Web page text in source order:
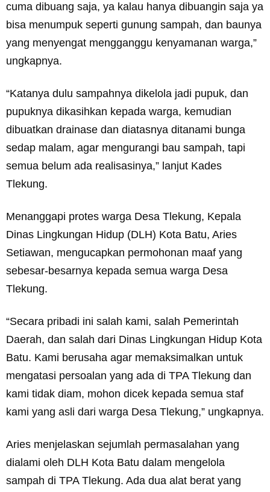
cuma dibuang saja, ya kalau hanya dibuangin saja ya
bisa menumpuk seperti gunung sampah, dan baunya
yang menyengat mengganggu kenyamanan warga,”
ungkapnya.
“Katanya dulu sampahnya dikelola jadi pupuk, dan
pupuknya dikasihkan kepada warga, kemudian
dibuatkan drainase dan diatasnya ditanami bunga
sedap malam, agar mengurangi bau sampah, tapi
semua belum ada realisasinya,” lanjut Kades
Tlekung.
Menanggapi protes warga Desa Tlekung, Kepala
Dinas Lingkungan Hidup (DLH) Kota Batu, Aries
Setiawan, mengucapkan permohonan maaf yang
sebesar-besarnya kepada semua warga Desa
Tlekung.
“Secara pribadi ini salah kami, salah Pemerintah
Daerah, dan salah dari Dinas Lingkungan Hidup Kota
Batu. Kami berusaha agar memaksimalkan untuk
mengatasi persoalan yang ada di TPA Tlekung dan
kami tidak diam, mohon dicek kepada semua staf
kami yang asli dari warga Desa Tlekung,” ungkapnya.
Aries menjelaskan sejumlah permasalahan yang
dialami oleh DLH Kota Batu dalam mengelola
sampah di TPA Tlekung. Ada dua alat berat yang